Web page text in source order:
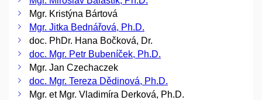
Mgr. Kristýna Bártová
Mgr. Jitka Bednářová, Ph.D.
doc. PhDr. Hana Bočková, Dr.
doc. Mgr. Petr Bubeníček, Ph.D.
Mgr. Jan Czechaczek
doc. Mgr. Tereza Dědinová, Ph.D.
Mgr. et Mgr. Vladimíra Derková, Ph.D.